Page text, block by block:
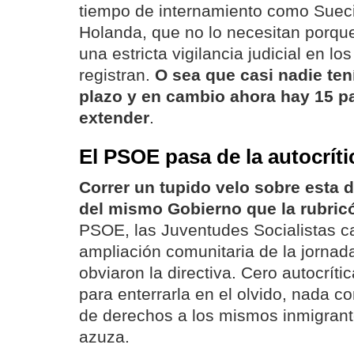
tiempo de internamiento como
Holanda, que no lo necesitan
una estricta vigilancia judicial en
registran. O sea que casi nadie
plazo y en cambio ahora hay 15
extender.
El PSOE pasa de la
Correr un tupido velo sobre esta
del mismo Gobierno que la
PSOE, las Juventudes Socialistas
ampliación comunitaria de la
obviaron la directiva. Cero
para enterrarla en el olvido, nada
de derechos a los mismos
azuza.